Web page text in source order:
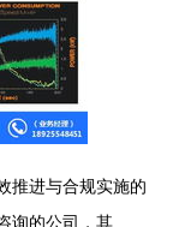
推进与合规实施的
询的公司，其